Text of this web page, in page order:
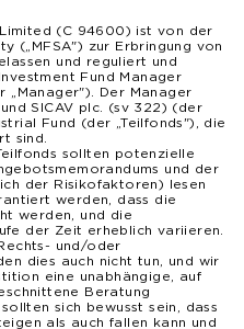
(C 94600) ist von der
(„MFSA") zur Erbringung von
und reguliert und
Fund Manager
„Manager"). Der Manager
SICAV plc. (sv 322) (der
Fund (der „Teilfonds"), die
sind.
sollten potenzielle
und der
der Risikofaktoren) lesen
werden, dass die
werden, und die
der Zeit erheblich variieren.
und/oder
dies auch nicht tun, und wir
eine unabhängige, auf
Beratung
sich bewusst sein, dass
als auch fallen kann und